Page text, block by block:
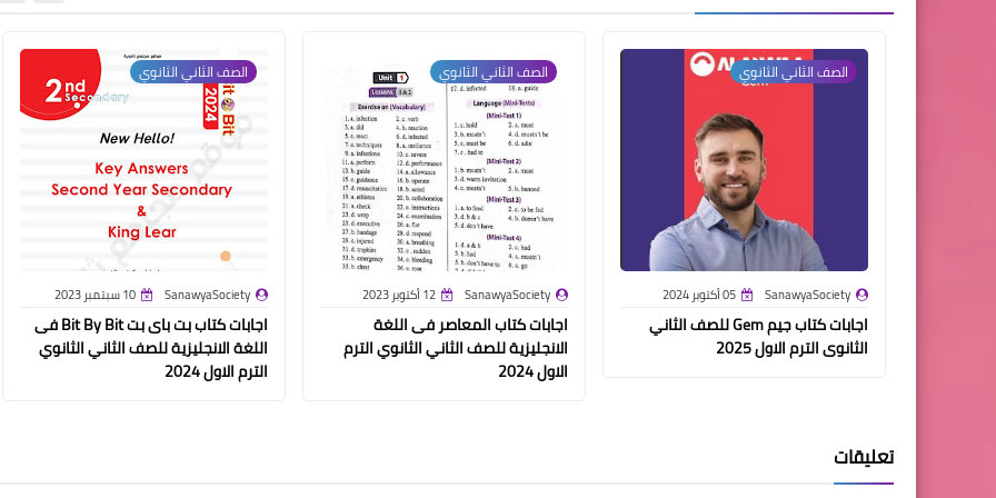
الصف الثاني الثانوي
SanawyaSociety 05 أكتوبر 2024
اجابات كتاب جيم Gem للصف الثاني
الثانوى الترم الاول 2025
الصف الثاني الثانوي
SanawyaSociety 12 أكتوبر 2023
اجابات كتاب المعاصر فى اللغة
الانجليزية للصف الثاني الثانوي الترم
الاول 2024
الصف الثاني الثانوي
SanawyaSociety 10 سبتمبر 2023
اجابات كتاب بت باى بت Bit By Bit فى
اللغة الانجليزية للصف الثاني الثانوي
الترم الاول 2024
تعليقات